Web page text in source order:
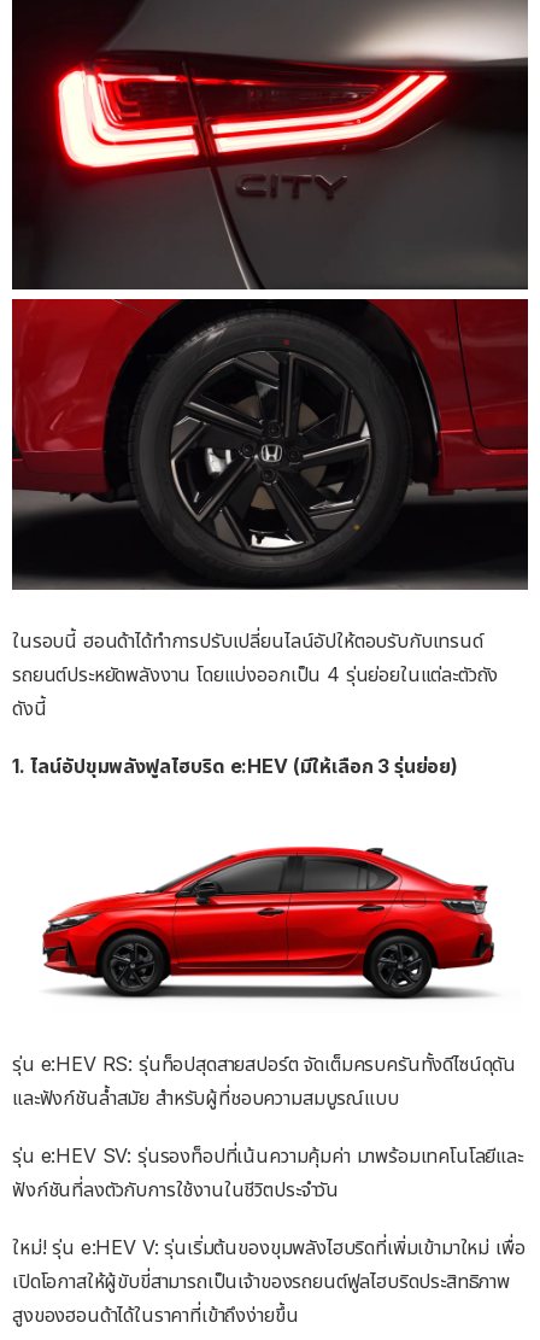
ในรอบนี้ ฮอนด้าได้ทำการปรับเปลี่ยนไลน์อัปให้ตอบรับกับเทรนด์
รถยนต์ประหยัดพลังงาน โดยแบ่งออกเป็น 4 รุ่นย่อยในแต่ละตัวถัง
ดังนี้
1. ไลน์อัปขุมพลังฟูลไฮบริด e:HEV (มีให้เลือก 3 รุ่นย่อย)
รุ่น e:HEV RS: รุ่นท็อปสุดสายสปอร์ต จัดเต็มครบครันทั้งดีไซน์ดุดัน
และฟังก์ชันล้ำสมัย สำหรับผู้ที่ชอบความสมบูรณ์แบบ
รุ่น e:HEV SV: รุ่นรองท็อปที่เน้นความคุ้มค่า มาพร้อมเทคโนโลยีและ
ฟังก์ชันที่ลงตัวกับการใช้งานในชีวิตประจำวัน
ใหม่! รุ่น e:HEV V: รุ่นเริ่มต้นของขุมพลังไฮบริดที่เพิ่มเข้ามาใหม่ เพื่อ
เปิดโอกาสให้ผู้ขับขี่สามารถเป็นเจ้าของรถยนต์ฟูลไฮบริดประสิทธิภาพ
สูงของฮอนด้าได้ในราคาที่เข้าถึงง่ายขึ้น